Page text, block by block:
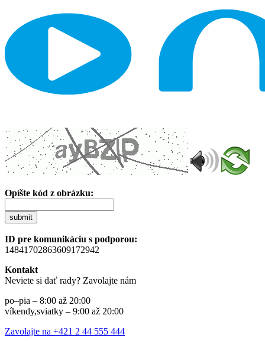
Opíšte kód z obrázku:
submit
ID pre komunikáciu s podporou:
14841702863609172942
Kontakt
Neviete si dať rady? Zavolajte nám
po–pia – 8:00 až 20:00
víkendy,sviatky – 9:00 až 20:00
Zavolajte na +421 2 44 555 444